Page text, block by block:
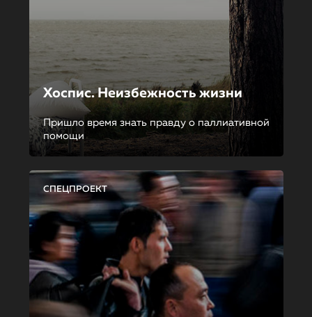
Хоспис. Неизбежность жизни
Пришло время знать правду о паллиативной
помощи
СПЕЦПРОЕКТ